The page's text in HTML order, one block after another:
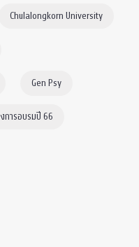
Chulalongkorn University
Gen Psy
การอบรมปี 66